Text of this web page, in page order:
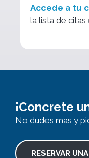
Accede a tu
la lista de citas
¡Concrete
No dudes mas y
RESERVAR